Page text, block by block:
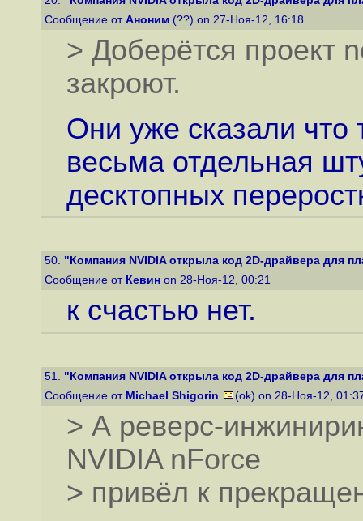
Сообщение от Аноним (??) on 27-Ноя-12, 16:18
> Доберётся проект
закроют.
Они уже сказали что
весьма отдельная
десктопных
50. "Компания NVIDIA открыла код 2D-драйвера для
Сообщение от Кевин on 28-Ноя-12, 00:21
к счастью нет.
51. "Компания NVIDIA открыла код 2D-драйвера для
Сообщение от Michael Shigorin (ok) on 28-Ноя-12,
> А реверс-
NVIDIA nForce
> привёл к